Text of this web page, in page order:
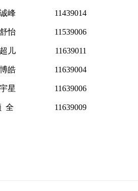
峰 11439014
怡 11539006
儿 11639011
皓 11639004
星 11639006
全 11639009